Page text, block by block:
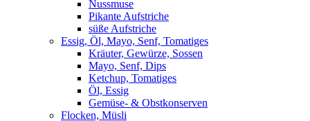
Nussmuse
Pikante Aufstriche
süße Aufstriche
Essig, Öl, Mayo, Senf, Tomatiges
Kräuter, Gewürze, Sossen
Mayo, Senf, Dips
Ketchup, Tomatiges
Öl, Essig
Gemüse- & Obstkonserven
Flocken, Müsli